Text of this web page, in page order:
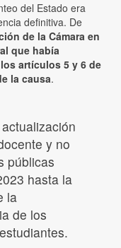
del Estado era
definitiva. De
de la Cámara en
que había
artículos 5 y 6 de
la causa.
y no
públicas
hasta la
la
de los